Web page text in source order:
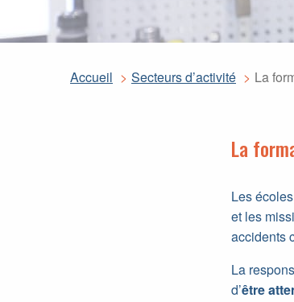
Accueil Secteurs d’activité La
La
Les
et les
accidents
La
d’être